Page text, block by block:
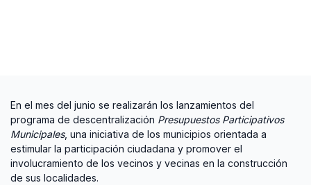
En el mes del junio se realizarán los lanzamientos del
programa de descentralización Presupuestos Participativos
Municipales, una iniciativa de los municipios orientada a
estimular la participación ciudadana y promover el
involucramiento de los vecinos y vecinas en la construcción
de sus localidades.